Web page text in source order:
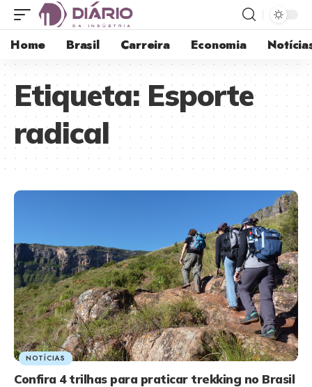
Home Brasil Carreira Economia
Etiqueta: Esporte
radical
NOTÍCIAS
Confira 4 trilhas para praticar trekking no Brasil